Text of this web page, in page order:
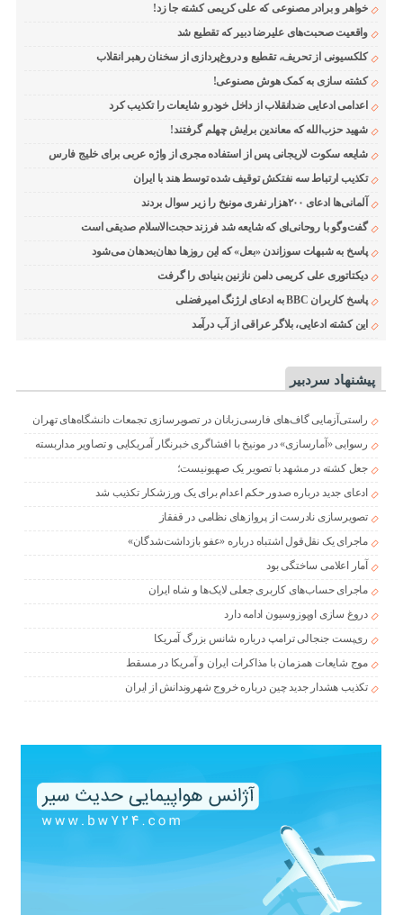
خواهر و برادر مصنوعی که علی کریمی کشته جا زد!
واقعیت صحبت‌های علیرضا دبیر که تقطیع شد
کلکسیونی از تحریف، تقطیع و دروغ‌پردازی از سخنان رهبر انقلاب
کشته سازی به کمک هوش مصنوعی!
اعدامی ادعایی ضدانقلاب از داخل خودرو شایعات را تکذیب کرد
شهید حزب‌الله که معاندین برایش چهلم گرفتند!
شایعه سکوت لاریجانی پس از استفاده مجری از واژه عربی برای خلیج فارس
تکذیب ارتباط سه نفتکش توقیف شده توسط هند با ایران
آلمانی‌ها ادعای ۲۰۰هزار نفری مونیخ را زیر سوال بردند
گفت‌وگو با روحانی‌ای که شایعه شد فرزند حجت‌الاسلام صدیقی است
پاسخ به شبهات سوزاندن «بعل» که این روزها دهان‌به‌دهان می‌شود
دیکتاتوری علی کریمی دامن نازنین بنیادی را گرفت
پاسخ کاربران BBC به ادعای ارژنگ امیرفضلی
این کشته ادعایی، بلاگر عراقی از آب درآمد
پیشنهاد سردبیر
راستی‌آزمایی گاف‌های فارسی‌زبانان در تصویرسازی تجمعات دانشگاه‌های تهران
رسوایی «آمارسازی» در مونیخ با افشاگری خبرنگار آمریکایی و تصاویر مداربسته
جعل کشته در مشهد با تصویر یک صهیونیست؛
ادعای جدید درباره صدور حکم اعدام برای یک ورزشکار تکذیب شد
تصویرسازی نادرست از پروازهای نظامی در قفقاز
ماجرای یک نقل‌قول اشتباه درباره «عفو بازداشت‌شدگان»
آمار اعلامی ساختگی بود
ماجرای حساب‌های کاربری جعلی لایک‌ها و شاه ایران
دروغ سازی اوپوزوسیون ادامه دارد
ری‌پست جنجالی ترامپ درباره شانس بزرگ آمریکا
موج شایعات همزمان با مذاکرات ایران و آمریکا در مسقط
تکذیب هشدار جدید چین درباره خروج شهروندانش از ایران